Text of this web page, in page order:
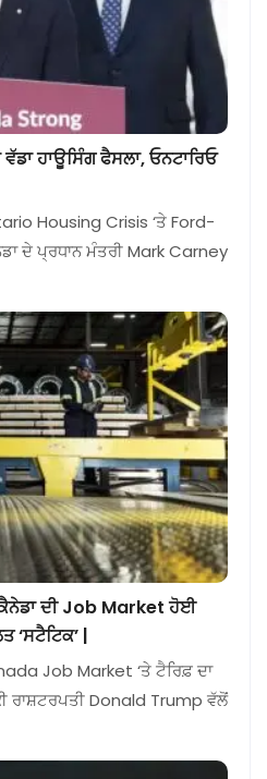
ਹਾਊਸਿੰਗ ਫੈਸਲਾ, ਓਨਟਾਰਿਓ
Housing Crisis ‘ਤੇ Ford-
ਦੇ ਪ੍ਰਧਾਨ ਮੰਤਰੀ Mark Carney
ਦੀ Job Market ਹੋਈ
‘ਸਟੈਟਿਕ’ |
Job Market ‘ਤੇ ਟੈਰਿਫ਼ ਦਾ
ਰਾਸ਼ਟਰਪਤੀ Donald Trump ਵੱਲੋਂ